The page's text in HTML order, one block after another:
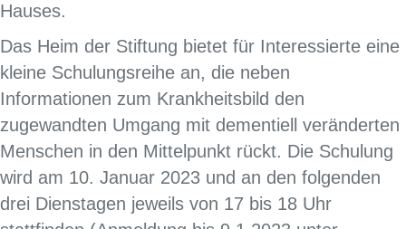
Hauses.
Das Heim der Stiftung bietet für Interessierte eine
kleine Schulungsreihe an, die neben
Informationen zum Krankheitsbild den
zugewandten Umgang mit dementiell veränderten
Menschen in den Mittelpunkt rückt. Die Schulung
wird am 10. Januar 2023 und an den folgenden
drei Dienstagen jeweils von 17 bis 18 Uhr